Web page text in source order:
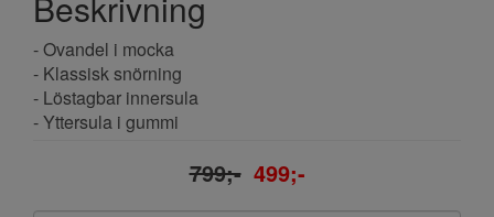
- Ovandel i mocka
- Klassisk snörning
- Löstagbar innersula
- Yttersula i gummi
799;- 499;-